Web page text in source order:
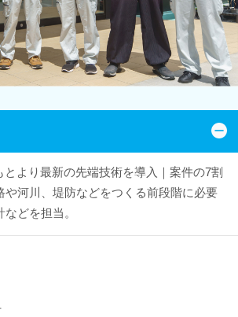
とより最新の先端技術を導入｜案件の7割
や河川、堤防などをつくる前段階に必要
どを担当。